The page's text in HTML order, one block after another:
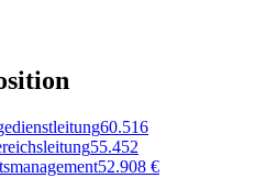
60.516
55.452
52.908 €